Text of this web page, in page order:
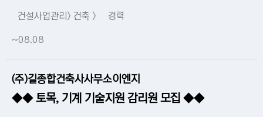
건설사업관리> 건축 > 경력
~08.08
(주)길종합건축사사무소이엔지
◆◆ 토목, 기계 기술지원 감리원 모집 ◆◆